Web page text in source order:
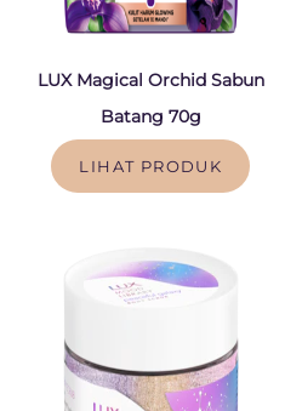
LUX Magical Orchid Sabun
Batang 70g
LIHAT PRODUK